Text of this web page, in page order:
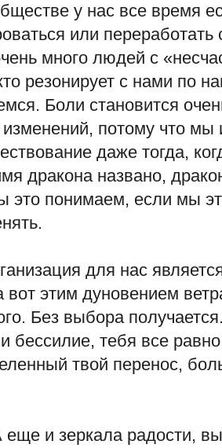
у нас все время
или переработать
много людей с
резонирует с нами по
Боли становится
потому что мы
даже тогда,
дракона названо,
это понимаем, если мы
для нас
вот этим дуновением
Без выбора
бессилие, тебя все
твой перенос,
и зеркала радости,